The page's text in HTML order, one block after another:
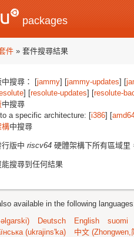
packages
件 » 套件搜尋結果
搜尋： [jammy] [jammy-updates] [
] [resolute-updates] [resolute-
中搜尋
a specific architecture: [i386] [
構中搜尋
行版中 riscv64 硬體架構下所有區域里
搜尋到任何結果
available in the following
Deutsch English suomi
(ukrajins'ka) 中文 (Zhongwen,